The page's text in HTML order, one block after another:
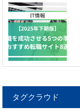
タグクラウド